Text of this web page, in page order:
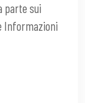
parte sui
Informazioni